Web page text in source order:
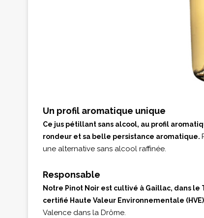
Un profil aromatique unique
Ce jus pétillant sans alcool, au profil
rondeur et sa belle persistance aromatique.
une alternative sans alcool raffinée.
Responsable
Notre Pinot Noir est cultivé à Gaillac, dans
certifié Haute Valeur Environnementale
Valence dans la Drôme.